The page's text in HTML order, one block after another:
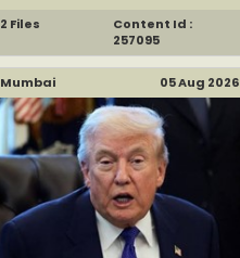
2 Files
Content Id :
257095
Mumbai 05 Aug 2026